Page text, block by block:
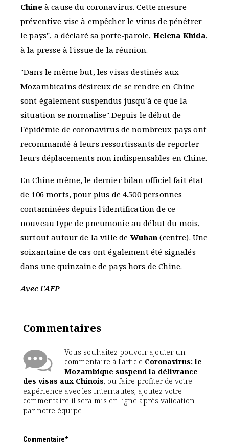
Chineà cause du coronavirus. Cette mesure
préventive vise à empêcher le virus de pénétrer
le pays", a déclaré sa porte-parole, Helena Khida,
à la presse à l'issue de la réunion.
"Dans le même but, les visas destinés aux
Mozambicains désireux de se rendre en Chine
sont également suspendus jusqu'à ce que la
situation se normalise".Depuis le début de
l'épidémie de coronavirus de nombreux pays ont
recommandé à leurs ressortissants de reporter
leurs déplacements non indispensables en Chine.
En Chine même, le dernier bilan officiel fait état
de 106 morts, pour plus de 4.500 personnes
contaminées depuis l'identification de ce
nouveau type de pneumonie au début du mois,
surtout autour de la ville de Wuhan (centre). Une
soixantaine de cas ont également été signalés
dans une quinzaine de pays hors de Chine.
Avec l'AFP
Commentaires
Vous souhaitez pouvoir ajouter un
commentaire à l'article Coronavirus: le
Mozambique suspend la délivrance
des visas aux Chinois, ou faire profiter de votre
expérience avec les internautes, ajoutez votre
commentaire il sera mis en ligne après validation
par notre équipe
Commentaire*